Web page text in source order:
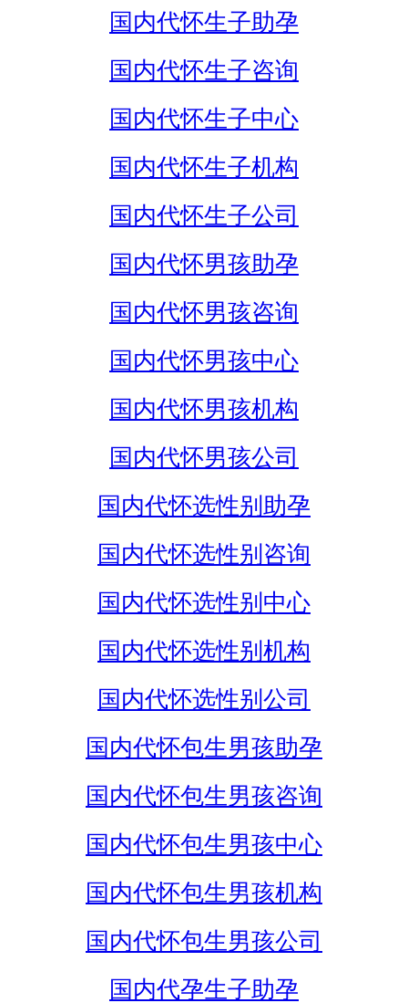
国内代怀生子助孕
国内代怀生子咨询
国内代怀生子中心
国内代怀生子机构
国内代怀生子公司
国内代怀男孩助孕
国内代怀男孩咨询
国内代怀男孩中心
国内代怀男孩机构
国内代怀男孩公司
国内代怀选性别助孕
国内代怀选性别咨询
国内代怀选性别中心
国内代怀选性别机构
国内代怀选性别公司
国内代怀包生男孩助孕
国内代怀包生男孩咨询
国内代怀包生男孩中心
国内代怀包生男孩机构
国内代怀包生男孩公司
国内代孕生子助孕